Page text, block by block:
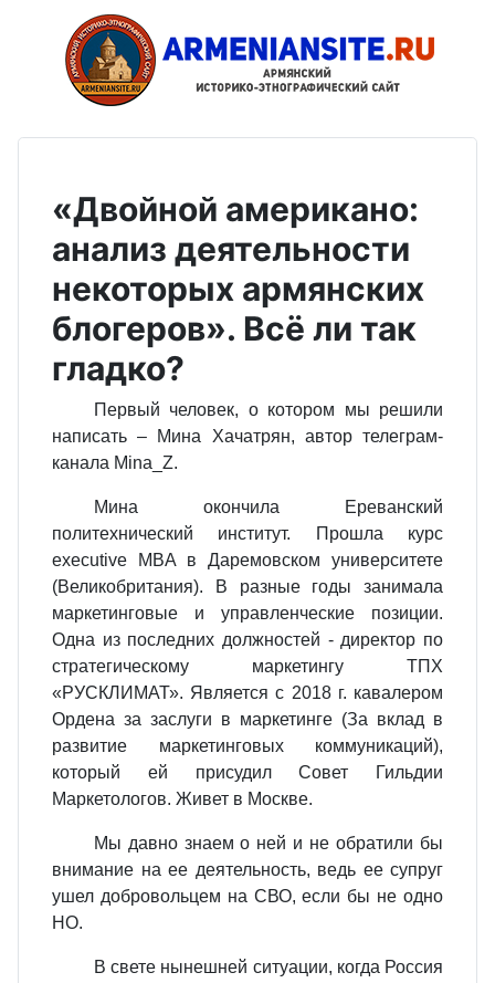
«Двойной американо:
анализ деятельности
некоторых армянских
блогеров». Всё ли так
гладко?
Первый человек, о котором мы решили
написать – Мина Хачатрян, автор телеграм-
канала Mina Z.
Мина окончила Ереванский
политехнический институт. Прошла курс
executive MBA в Даремовском университете
(Великобритания). В разные годы занимала
маркетинговые и управленческие позиции.
Одна из последних должностей - директор по
стратегическому маркетингу ТПХ
«РУСКЛИМАТ». Является с 2018 г. кавалером
Ордена за заслуги в маркетинге (За вклад в
развитие маркетинговых коммуникаций),
который ей присудил Совет Гильдии
Маркетологов. Живет в Москве.
Мы давно знаем о ней и не обратили бы
внимание на ее деятельность, ведь ее супруг
ушел добровольцем на СВО, если бы не одно
НО.
В свете нынешней ситуации, когда Россия